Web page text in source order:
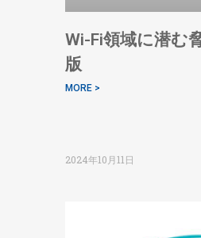
Wi-Fi領域に潜む
版
MORE >
2024年10月11日